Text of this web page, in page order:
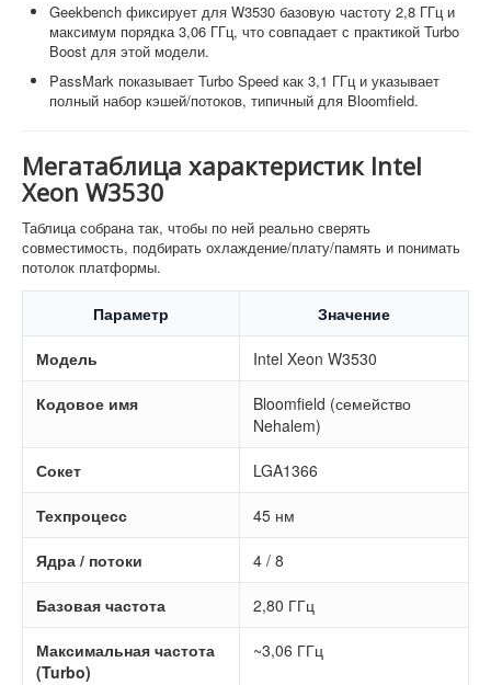
Geekbench фиксирует для W3530 базовую частоту 2,8 ГГц и
максимум порядка 3,06 ГГц, что совпадает с практикой Turbo
Boost для этой модели.
PassMark показывает Turbo Speed как 3,1 ГГц и указывает
полный набор кэшей/потоков, типичный для Bloomfield.
Мегатаблица характеристик Intel
Xeon W3530
Таблица собрана так, чтобы по ней реально сверять
совместимость, подбирать охлаждение/плату/память и понимать
потолок платформы.
Параметр Значение
Модель Intel Xeon W3530
Кодовое имя
Bloomfield (семейство
Nehalem)
Сокет LGA1366
Техпроцесс 45 нм
Ядра / потоки 4 / 8
Базовая частота 2,80 ГГц
Максимальная частота
(Turbo)
~3,06 ГГц